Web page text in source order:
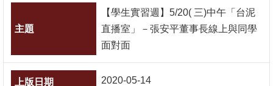
【學生實習週】5/20( 三)中午「台泥
直播室」－張安平董事長線上與同學
面對面
2020-05-14